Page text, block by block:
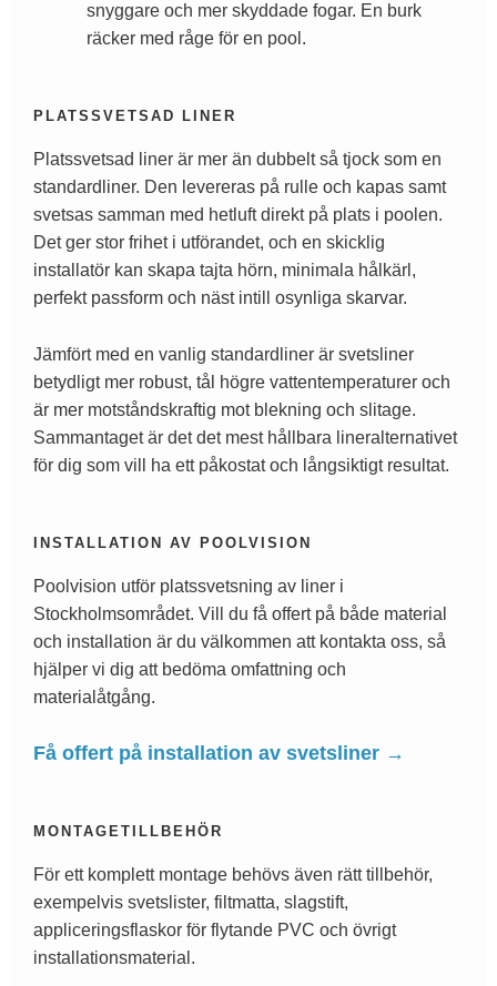
snyggare och mer skyddade fogar. En burk
räcker med råge för en pool.
PLATSSVETSAD LINER
Platssvetsad liner är mer än dubbelt så tjock som en
standardliner. Den levereras på rulle och kapas samt
svetsas samman med hetluft direkt på plats i poolen.
Det ger stor frihet i utförandet, och en skicklig
installatör kan skapa tajta hörn, minimala hålkärl,
perfekt passform och näst intill osynliga skarvar.
Jämfört med en vanlig standardliner är svetsliner
betydligt mer robust, tål högre vattentemperaturer och
är mer motståndskraftig mot blekning och slitage.
Sammantaget är det det mest hållbara lineralternativet
för dig som vill ha ett påkostat och långsiktigt resultat.
INSTALLATION AV POOLVISION
Poolvision utför platssvetsning av liner i
Stockholmsområdet. Vill du få offert på både material
och installation är du välkommen att kontakta oss, så
hjälper vi dig att bedöma omfattning och
materialåtgång.
Få offert på installation av svetsliner →
MONTAGETILLBEHÖR
För ett komplett montage behövs även rätt tillbehör,
exempelvis svetslister, filtmatta, slagstift,
appliceringsflaskor för flytande PVC och övrigt
installationsmaterial.